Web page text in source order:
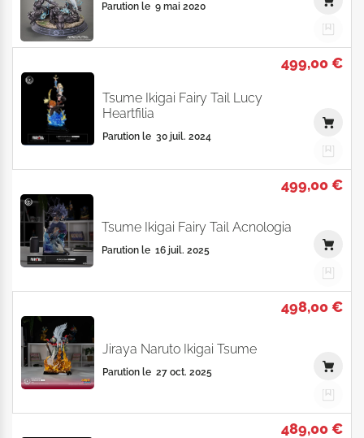
Parution le 9 mai 2020
499,00 €
Tsume Ikigai Fairy Tail Lucy
Heartfilia
Parution le 30 juil. 2024
499,00 €
Tsume Ikigai Fairy Tail Acnologia
Parution le 16 juil. 2025
498,00 €
Jiraya Naruto Ikigai Tsume
Parution le 27 oct. 2025
489,00 €